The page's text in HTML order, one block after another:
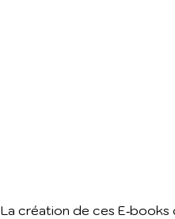
La création de ces